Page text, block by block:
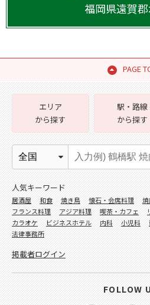
福岡県遠賀
PAGE
エリア
から探す
駅・路線
から探す
人気キーワード
居酒屋 和食 焼き鳥 懐石・会席料理
フランス料理
アジア料理 喫茶・カフェ
カラオケ
ビジネスホテル 内科 小児科
法律事務所
掲載者ログイン
FOLLOW